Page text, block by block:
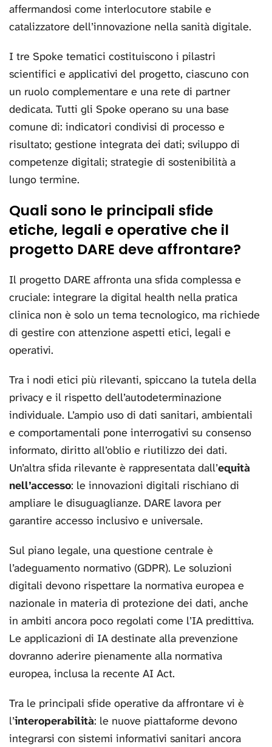
affermandosi come interlocutore stabile e
catalizzatore dell’innovazione nella sanità digitale.
I tre Spoke tematici costituiscono i pilastri
scientifici e applicativi del progetto, ciascuno con
un ruolo complementare e una rete di partner
dedicata. Tutti gli Spoke operano su una base
comune di: indicatori condivisi di processo e
risultato; gestione integrata dei dati; sviluppo di
competenze digitali; strategie di sostenibilità a
lungo termine.
Quali sono le principali sfide
etiche, legali e operative che il
progetto DARE deve affrontare?
Il progetto DARE affronta una sfida complessa e
cruciale: integrare la digital health nella pratica
clinica non è solo un tema tecnologico, ma richiede
di gestire con attenzione aspetti etici, legali e
operativi.
Tra i nodi etici più rilevanti, spiccano la tutela della
privacy e il rispetto dell’autodeterminazione
individuale. L’ampio uso di dati sanitari, ambientali
e comportamentali pone interrogativi su consenso
informato, diritto all’oblio e riutilizzo dei dati.
Un’altra sfida rilevante è rappresentata dall’equità
nell’accesso: le innovazioni digitali rischiano di
ampliare le disuguaglianze. DARE lavora per
garantire accesso inclusivo e universale.
Sul piano legale, una questione centrale è
l’adeguamento normativo (GDPR). Le soluzioni
digitali devono rispettare la normativa europea e
nazionale in materia di protezione dei dati, anche
in ambiti ancora poco regolati come l’IA predittiva.
Le applicazioni di IA destinate alla prevenzione
dovranno aderire pienamente alla normativa
europea, inclusa la recente AI Act.
Tra le principali sfide operative da affrontare vi è
l’interoperabilità: le nuove piattaforme devono
integrarsi con sistemi informativi sanitari ancora